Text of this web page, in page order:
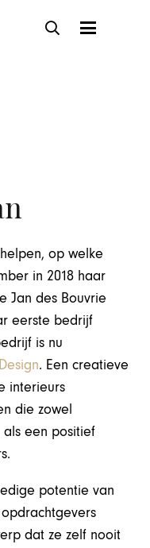
op welke
in 2018 haar
Jan des Bouvrie
eerste bedrijf
is nu
. Een creatieve
interieurs
die zowel
een positief
potentie van
dat ze zelf nooit